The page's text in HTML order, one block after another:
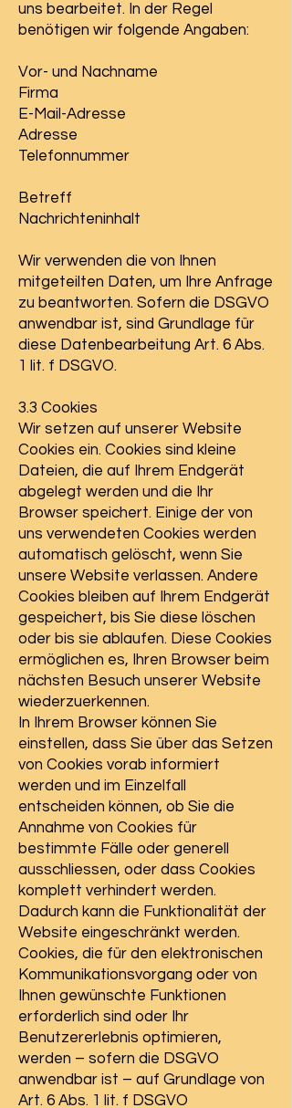
uns bearbeitet. In der Regel
benötigen wir folgende Angaben:
Vor- und Nachname
Firma
E-Mail-Adresse
Adresse
Telefonnummer
Betreff
Nachrichteninhalt
Wir verwenden die von Ihnen
mitgeteilten Daten, um Ihre Anfrage
zu beantworten. Sofern die DSGVO
anwendbar ist, sind Grundlage für
diese Datenbearbeitung Art. 6 Abs.
1 lit. f DSGVO.
3.3 Cookies
Wir setzen auf unserer Website
Cookies ein. Cookies sind kleine
Dateien, die auf Ihrem Endgerät
abgelegt werden und die Ihr
Browser speichert. Einige der von
uns verwendeten Cookies werden
automatisch gelöscht, wenn Sie
unsere Website verlassen. Andere
Cookies bleiben auf Ihrem Endgerät
gespeichert, bis Sie diese löschen
oder bis sie ablaufen. Diese Cookies
ermöglichen es, Ihren Browser beim
nächsten Besuch unserer Website
wiederzuerkennen.
In Ihrem Browser können Sie
einstellen, dass Sie über das Setzen
von Cookies vorab informiert
werden und im Einzelfall
entscheiden können, ob Sie die
Annahme von Cookies für
bestimmte Fälle oder generell
ausschliessen, oder dass Cookies
komplett verhindert werden.
Dadurch kann die Funktionalität der
Website eingeschränkt werden.
Cookies, die für den elektronischen
Kommunikationsvorgang oder von
Ihnen gewünschte Funktionen
erforderlich sind oder Ihr
Benutzererlebnis optimieren,
werden – sofern die DSGVO
anwendbar ist – auf Grundlage von
Art. 6 Abs. 1 lit. f DSGVO